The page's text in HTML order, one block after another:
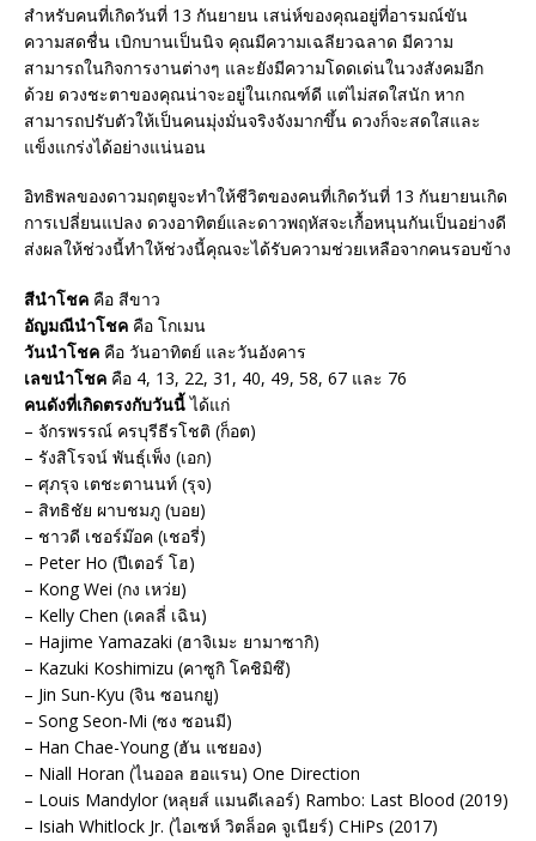
สำหรับคนที่เกิดวันที่ 13 กันยายน เสน่ห์ของคุณอยู่ที่อารมณ์ขัน
ความสดชื่น เบิกบานเป็นนิจ คุณมีความเฉลียวฉลาด มีความ
สามารถในกิจการงานต่างๆ และยังมีความโดดเด่นในวงสังคมอีก
ด้วย ดวงชะตาของคุณน่าจะอยู่ในเกณฑ์ดี แต่ไม่สดใสนัก หาก
สามารถปรับตัวให้เป็นคนมุ่งมั่นจริงจังมากขึ้น ดวงก็จะสดใสและ
แข็งแกร่งได้อย่างแน่นอน
อิทธิพลของดาวมฤตยูจะทำให้ชีวิตของคนที่เกิดวันที่ 13 กันยายนเกิด
การเปลี่ยนแปลง ดวงอาทิตย์และดาวพฤหัสจะเกื้อหนุนกันเป็นอย่างดี
ส่งผลให้ช่วงนี้ทำให้ช่วงนี้คุณจะได้รับความช่วยเหลือจากคนรอบข้าง
สีนำโชค คือ สีขาว
อัญมณีนำโชค คือ โกเมน
วันนำโชค คือ วันอาทิตย์ และวันอังคาร
เลขนำโชค คือ 4, 13, 22, 31, 40, 49, 58, 67 และ 76
คนดังที่เกิดตรงกับวันนี้ได้แก่
– จักรพรรณ์ ครบุรีธีรโชติ (ก็อต)
– รังสิโรจน์ พันธุ์เพ็ง (เอก)
– ศุภรุจ เตชะตานนท์ (รุจ)
– สิทธิชัย ผาบชมภู (บอย)
– ชาวดี เชอร์ม๊อค (เชอรี่)
– Peter Ho (ปีเตอร์ โฮ)
– Kong Wei (กง เหว่ย)
– Kelly Chen (เคลลี่ เฉิน)
– Hajime Yamazaki (ฮาจิเมะ ยามาซากิ)
– Kazuki Koshimizu (คาซูกิ โคชิมิซึ)
– Jin Sun-Kyu (จิน ซอนกยู)
– Song Seon-Mi (ซง ซอนมี)
– Han Chae-Young (ฮัน แชยอง)
– Niall Horan (ไนออล ฮอแรน) One Direction
– Louis Mandylor (หลุยส์ แมนดีเลอร์) Rambo: Last Blood (2019)
– Isiah Whitlock Jr. (ไอเซห์ วิตล็อค จูเนียร์) CHiPs (2017)